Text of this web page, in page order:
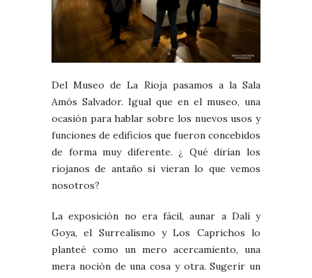
Del Museo de La Rioja pasamos a la Sala
Amós Salvador. Igual que en el museo, una
ocasión para hablar sobre los nuevos usos y
funciones de edificios que fueron concebidos
de forma muy diferente. ¿ Qué dirían los
riojanos de antaño si vieran lo que vemos
nosotros?
La exposición no era fácil, aunar a Dalí y
Goya, el Surrealismo y Los Caprichos lo
planteé como un mero acercamiento, una
mera noción de una cosa y otra. Sugerir un